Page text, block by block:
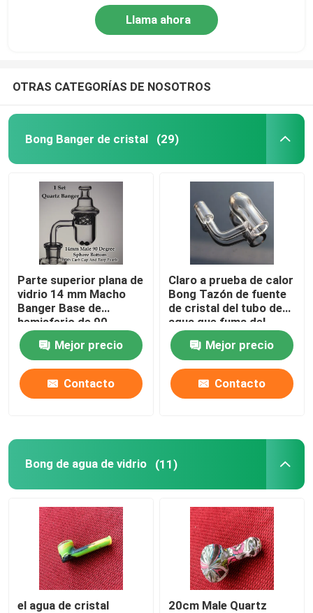
Llama ahora
OTRAS CATEGORÍAS DE NOSOTROS
Bong Banger de cristal (29)
Parte superior plana de
vidrio 14 mm Macho
Banger Base de
hemisferio de 90
grados Clavos de
cuarzo Banger
Mejor precio
Contacto
Claro a prueba de calor
Bong Tazón de fuente
de cristal del tubo de
agua que fuma del
Banger de 90 grados
Mejor precio
Contacto
Bong de agua de vidrio (11)
el agua de cristal
20cm Male Quartz